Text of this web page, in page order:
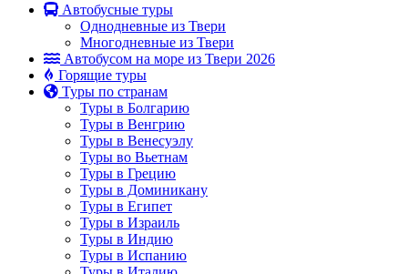
Автобусные туры
Однодневные из Твери
Многодневные из Твери
Автобусом на море из Твери 2026
Горящие туры
Туры по странам
Туры в Болгарию
Туры в Венгрию
Туры в Венесуэлу
Туры во Вьетнам
Туры в Грецию
Туры в Доминикану
Туры в Египет
Туры в Израиль
Туры в Индию
Туры в Испанию